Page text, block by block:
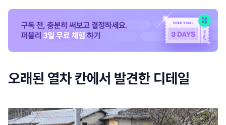
오래된 열차 칸에서 발견한 디테일